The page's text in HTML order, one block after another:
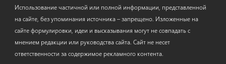
Использование частичной или полной информации, представленной
на сайте, без упоминания источника – запрещено. Изложенные на
сайте формулировки, идеи и высказывания могут не совпадать с
мнением редакции или руководства сайта. Сайт не несет
ответственности за содержимое рекламного контента.